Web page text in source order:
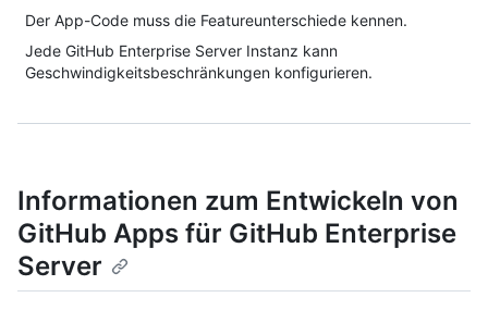
Der App-Code muss die Featureunterschiede kennen.
Jede GitHub Enterprise Server Instanz kann
Geschwindigkeitsbeschränkungen konfigurieren.
Informationen zum Entwickeln von
GitHub Apps für GitHub Enterprise
Server